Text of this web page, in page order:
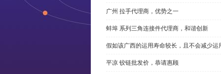
广州 拉手代理商，优势之一
蚌埠 系列三角连接件代理商，和谐创新
假如该广西的运用寿命较长，且不会减少
平凉 铰链批发价，恭请惠顾